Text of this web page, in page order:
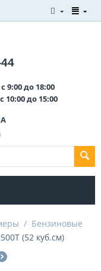
с 9:00 до 18:00
с 10:00 до 15:00
/ Бензиновые
(52 куб.см)